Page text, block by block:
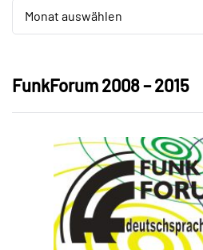
Archiv
Monat auswählen
Archiv
FunkForum 2008 – 2015